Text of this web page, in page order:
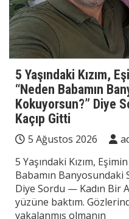
5 Yaşındaki Kızım,
“Neden Babamın
Kokuyorsun?” Diye
Kaçıp Gitti
5 Ağustos 2026
5 Yaşındaki Kızım,
Babamın Banyosundaki
Diye Sordu — Kadın Bir
yüzüne baktım.
yakalanmış olmanın